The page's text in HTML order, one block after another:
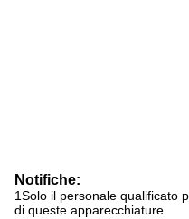
Notifiche:
1Solo il personale qualificato
di queste apparecchiature.